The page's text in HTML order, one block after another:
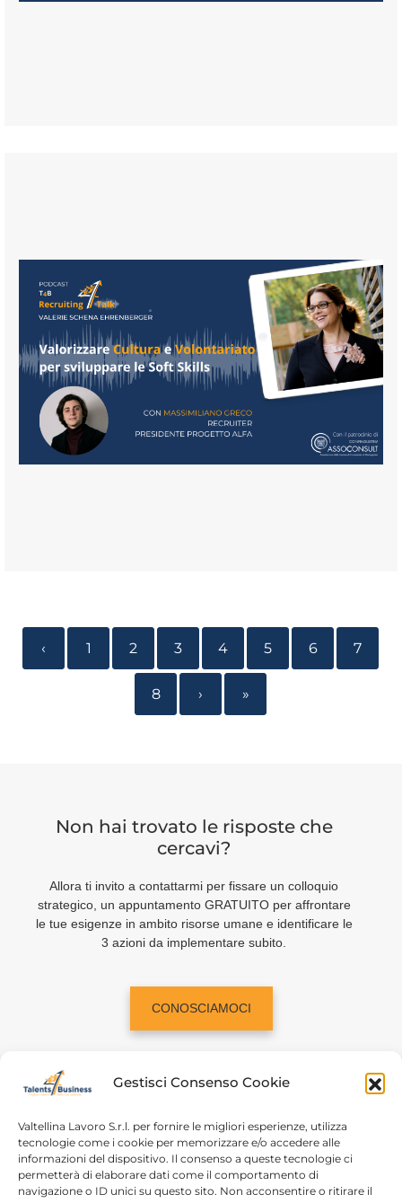
Gestisci Consenso Cookie
Valtellina Lavoro S.r.l. per fornire le migliori esperienze, utilizza
tecnologie come i cookie per memorizzare e/o accedere alle
informazioni del dispositivo. Il consenso a queste tecnologie ci
permetterà di elaborare dati come il comportamento di
navigazione o ID unici su questo sito. Non acconsentire o ritirare il
‹ 1 2 3 4 5 6 7
8 › »
Non hai trovato le risposte che
cercavi?
Allora ti invito a contattarmi per fissare un colloquio
strategico, un appuntamento GRATUITO per affrontare
le tue esigenze in ambito risorse umane e identificare le
3 azioni da implementare subito.
CONOSCIAMOCI
Home
Login
Chi siamo
Conosciamoci